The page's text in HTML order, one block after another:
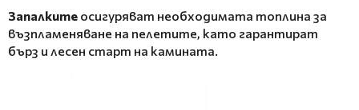
Запалките осигуряват необходимата топлина за
възпламеняване на пелетите, като гарантират
бърз и лесен старт на камината.